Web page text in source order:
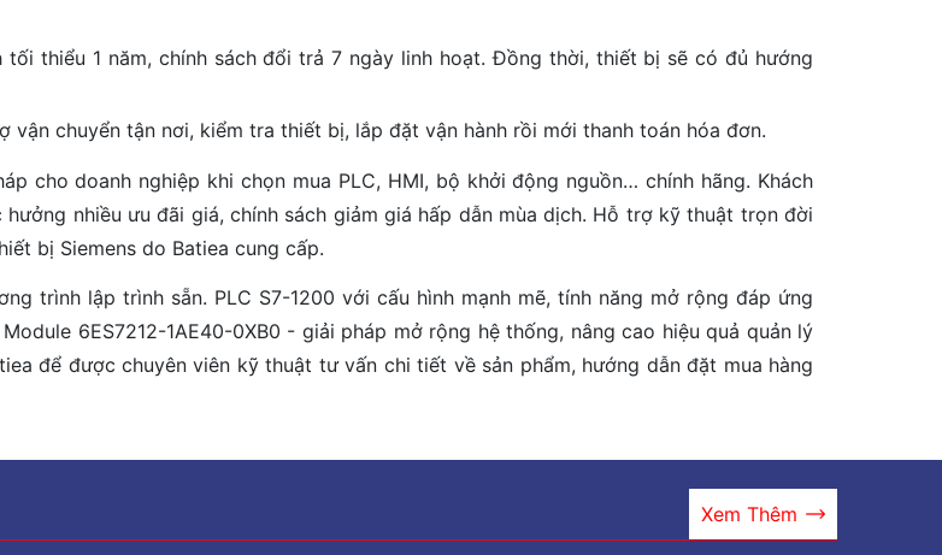
tối thiểu 1 năm, chính sách đổi trả 7 ngày linh hoạt. Đồng thời, thiết bị sẽ có đủ hướng
vận chuyển tận nơi, kiểm tra thiết bị, lắp đặt vận hành rồi mới thanh toán hóa đơn.
cho doanh nghiệp khi chọn mua PLC, HMI, bộ khởi động nguồn… chính hãng. Khách
hưởng nhiều ưu đãi giá, chính sách giảm giá hấp dẫn mùa dịch. Hỗ trợ kỹ thuật trọn đời
bị Siemens do Batiea cung cấp.
trình lập trình sẵn. PLC S7-1200 với cấu hình mạnh mẽ, tính năng mở rộng đáp ứng
6ES7212-1AE40-0XB0 - giải pháp mở rộng hệ thống, nâng cao hiệu quả quản lý
để được chuyên viên kỹ thuật tư vấn chi tiết về sản phẩm, hướng dẫn đặt mua hàng
Xem Thêm